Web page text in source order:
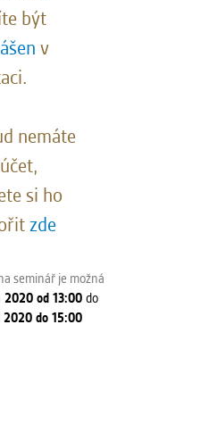
být
v
nemáte
si ho
zde
seminář je možná
2020 od 13:00 do
2020 do 15:00